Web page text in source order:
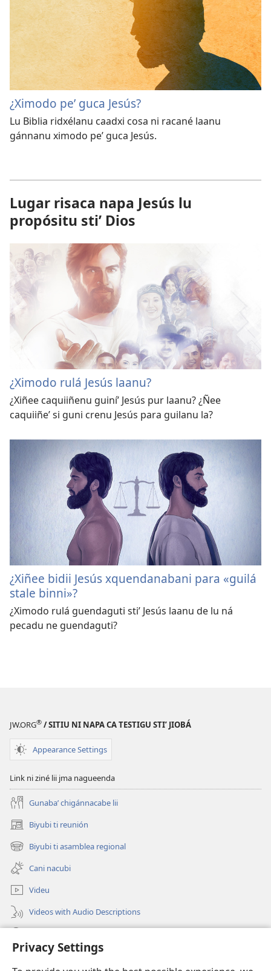
Privacy Settings
¿Ximodo peʼ guca Jesús?
Lu Biblia ridxélanu caadxi cosa ni racané laanu
gánnanu ximodo peʼ guca Jesús.
Lugar risaca napa Jesús lu
propósitu stiʼ Dios
¿Ximodo rulá Jesús laanu?
¿Xiñee caquiiñenu guiníʼ Jesús pur laanu? ¿Ñee
caquiiñeʼ si guni crenu Jesús para guilanu la?
¿Xiñee bidii Jesús xquendanabani para «guilá
stale binni»?
¿Ximodo rulá guendaguti stiʼ Jesús laanu de lu ná
pecadu ne guendaguti?
JW.ORG® / SITIU NI NAPA CA TESTIGU STIʼ JIOBÁ
Appearance Settings
Link ni ziné lii jma nagueenda
Gunabaʼ chigánnacabe lii
Biyubi ti reunión
(opens
new
window)
Biyubi ti asamblea regional
(opens
new
window)
Cani nacubi
Videu
Videos with Audio Descriptions